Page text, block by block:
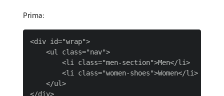
Prima:
<div id="wrap">
<ul class="nav">
        <li class="men-section">Men</li>
        <li class="women-shoes">Women</li>
</ul>